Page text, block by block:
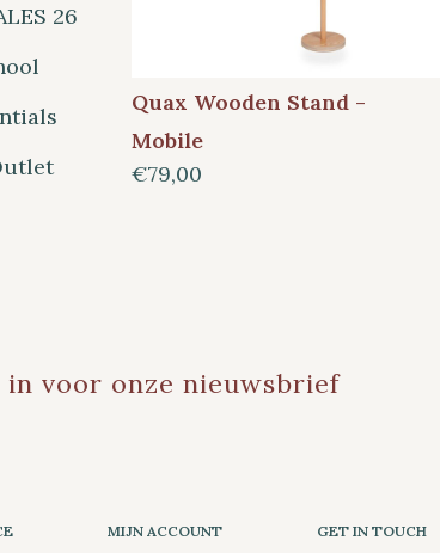
26
Quax Wooden Stand -
Mobile
€79,00
voor onze nieuwsbrief
MIJN ACCOUNT GET IN TOUCH